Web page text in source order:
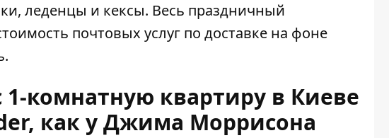
леденцы и кексы. Весь праздничный
почтовых услуг по доставке на фоне
комнатную квартиру в Киеве
как у Джима Моррисона